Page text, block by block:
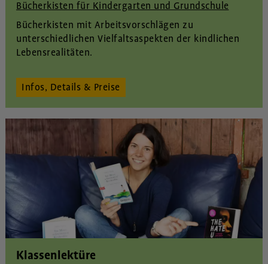
Bücherkisten für Kindergarten und Grundschule
Bücherkisten mit Arbeitsvorschlägen zu
unterschiedlichen Vielfaltsaspekten der kindlichen
Lebensrealitäten.
Infos, Details & Preise
Klassenlektüre